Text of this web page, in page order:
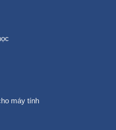
máy tính